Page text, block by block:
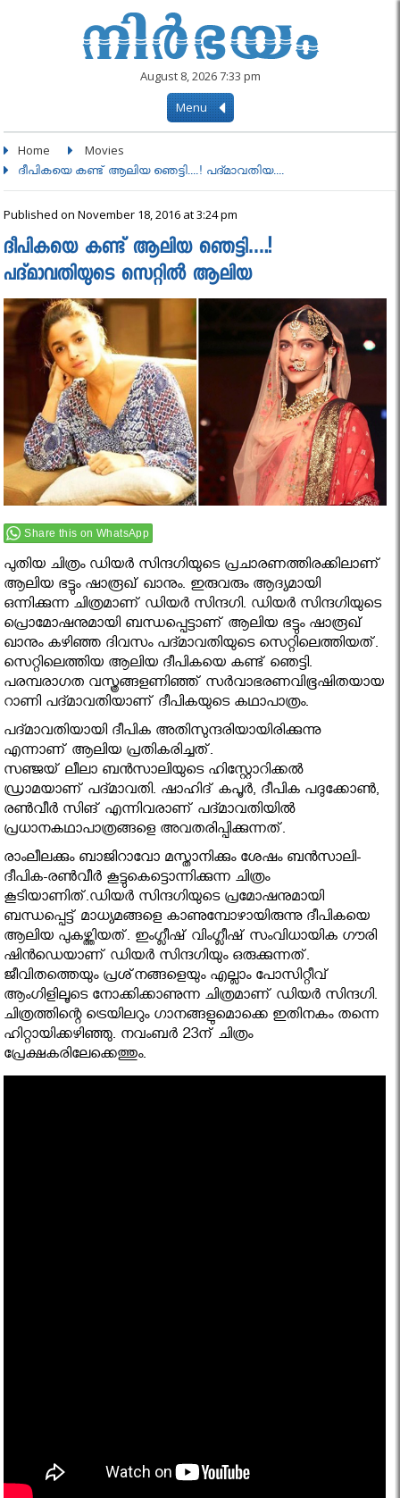
August 8, 2026 7:33 pm
Menu
Home Movies
ദീപികയെ കണ്ട് ആലിയ ഞെട്ടി....! പദ്മാവതിയ....
Published on November 18, 2016 at 3:24 pm
ദീപികയെ കണ്ട് ആലിയ ഞെട്ടി….!
പദ്മാവതിയുടെ സെറ്റില്‍ ആലിയ
Share this on WhatsApp
പുതിയ ചിത്രം ഡിയര്‍ സിന്ദഗിയുടെ പ്രചാരണത്തിരക്കിലാണ്
ആലിയ ഭട്ടും ഷാരൂഖ് ഖാനും. ഇരുവരും ആദ്യമായി
ഒന്നിക്കുന്ന ചിത്രമാണ് ഡിയര്‍ സിന്ദഗി. ഡിയര്‍ സിന്ദഗിയുടെ
പ്രൊമോഷനുമായി ബന്ധപ്പെട്ടാണ് ആലിയ ഭട്ടും ഷാരൂഖ്
ഖാനും കഴിഞ്ഞ ദിവസം പദ്മാവതിയുടെ സെറ്റിലെത്തിയത്.
സെറ്റിലെത്തിയ ആലിയ ദീപികയെ കണ്ട് ഞെട്ടി.
പരമ്പരാഗത വസ്ത്രങ്ങളണിഞ്ഞ് സര്‍വാഭരണവിഭൂഷിതയായ
റാണി പദ്മാവതിയാണ് ദീപികയുടെ കഥാപാത്രം.
പദ്മാവതിയായി ദീപിക അതിസുന്ദരിയായിരിക്കുന്നു
എന്നാണ് ആലിയ പ്രതികരിച്ചത്.
സഞ്ജയ് ലീലാ ബന്‍സാലിയുടെ ഹിസ്റ്റോറിക്കല്‍
ഡ്രാമയാണ് പദ്മാവതി. ഷാഹിദ് കപൂര്‍, ദീപിക പദുക്കോണ്‍,
രണ്‍വീര്‍ സിങ് എന്നിവരാണ് പദ്മാവതിയില്‍
പ്രധാനകഥാപാത്രങ്ങളെ അവതരിപ്പിക്കുന്നത്.
രാംലീലക്കും ബാജിറാവോ മസ്താനിക്കും ശേഷം ബന്‍സാലി-
ദീപിക-രണ്‍വീര്‍ കൂട്ടുകെട്ടൊന്നിക്കുന്ന ചിത്രം
കൂടിയാണിത്.ഡിയര്‍ സിന്ദഗിയുടെ പ്രമോഷനുമായി
ബന്ധപ്പെട്ട് മാധ്യമങ്ങളെ കാണുമ്പോഴായിരുന്നു ദീപികയെ
ആലിയ പുകഴ്ത്തിയത്. ഇംഗ്ലീഷ് വിംഗ്ലീഷ് സംവിധായിക ഗൗരി
ഷിന്‍ഡെയാണ് ഡിയര്‍ സിന്ദഗിയും ഒരുക്കുന്നത്.
ജീവിതത്തെയും പ്രശ്‌നങ്ങളെയും എല്ലാം പോസിറ്റീവ്
ആംഗിളിലൂടെ നോക്കിക്കാണുന്ന ചിത്രമാണ് ഡിയര്‍ സിന്ദഗി.
ചിത്രത്തിന്റെ ട്രെയിലറും ഗാനങ്ങളുമൊക്കെ ഇതിനകം തന്നെ
ഹിറ്റായിക്കഴിഞ്ഞു. നവംബര്‍ 23ന് ചിത്രം
പ്രേക്ഷകരിലേക്കെത്തും.